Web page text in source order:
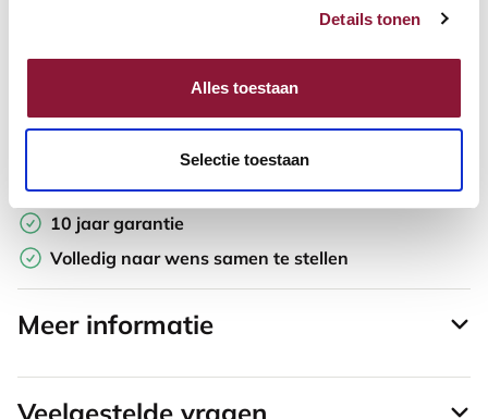
Details tonen
Alles toestaan
Selectie toestaan
Opzoek naar een offerte op maat? Maak je werkplek compleet
Toevoegen aan vergelijker
Laagste Prijsgarantie
Gratis verzending
10 jaar garantie
Volledig naar wens samen te stellen
Meer informatie
Veelgestelde vragen